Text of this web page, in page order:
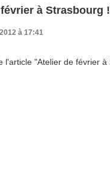
à Strasbourg !
à 17:41